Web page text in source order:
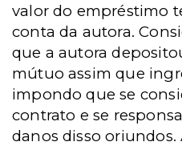
valor do empréstimo
conta da autora.
que a autora
mútuo assim que
impondo que se
contrato e se
danos disso oriundos.